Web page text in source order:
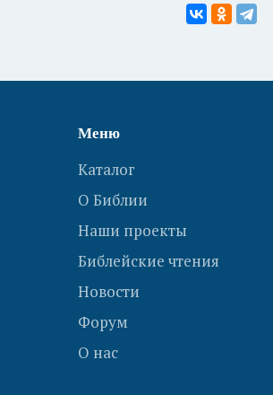
Меню
Каталог
О Библии
Наши проекты
Библейские чтения
Новости
Форум
О нас